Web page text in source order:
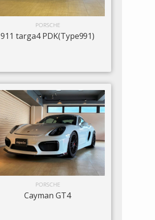
PORSCHE
911 targa4 PDK(Type991)
PORSCHE
Cayman GT4